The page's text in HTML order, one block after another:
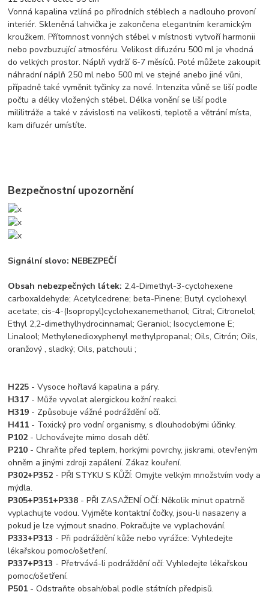
Vonná kapalina vzlíná po přírodních stéblech a nadlouho provoní
interiér. Skleněná lahvička je zakončena elegantním keramickým
kroužkem. Přítomnost vonných stébel v místnosti vytvoří harmonii
nebo povzbuzující atmosféru. Velikost difuzéru 500 ml je vhodná
do velkých prostor. Náplň vydrží 6-7 měsíců. Poté můžete zakoupit
náhradní náplň 250 ml nebo 500 ml ve stejné anebo jiné vůni,
případně také vyměnit tyčinky za nové. Intenzita vůně se liší podle
počtu a délky vložených stébel. Délka vonění se liší podle
mililitráže a také v závislosti na velikosti, teplotě a větrání místa,
kam difuzér umístíte.
Bezpečnostní upozornění
Signální slovo: NEBEZPEČÍ
Obsah nebezpečných látek: 2,4-Dimethyl-3-cyclohexene
carboxaldehyde; Acetylcedrene; beta-Pinene; Butyl cyclohexyl
acetate; cis-4-(Isopropyl)cyclohexanemethanol; Citral; Citronelol;
Ethyl 2,2-dimethylhydrocinnamal; Geraniol; Isocyclemone E;
Linalool; Methylenedioxyphenyl methylpropanal; Oils, Citrón; Oils,
oranžový , sladký; Oils, patchouli ;
H225 - Vysoce hořlavá kapalina a páry.
H317 - Může vyvolat alergickou kožní reakci.
H319 - Způsobuje vážné podráždění očí.
H411 - Toxický pro vodní organismy, s dlouhodobými účinky.
P102 - Uchovávejte mimo dosah dětí.
P210 - Chraňte před teplem, horkými povrchy, jiskrami, otevřeným
ohněm a jinými zdroji zapálení. Zákaz kouření.
P302+P352 - PŘI STYKU S KŮŽÍ: Omyjte velkým množstvím vody a
mýdla.
P305+P351+P338 - PŘI ZASAŽENÍ OČÍ: Několik minut opatrně
vyplachujte vodou. Vyjměte kontaktní čočky, jsou-li nasazeny a
pokud je lze vyjmout snadno. Pokračujte ve vyplachování.
P333+P313 - Při podráždění kůže nebo vyrážce: Vyhledejte
lékařskou pomoc/ošetření.
P337+P313 - Přetrvává-li podráždění očí: Vyhledejte lékařskou
pomoc/ošetření.
P501 - Odstraňte obsah/obal podle státních předpisů.